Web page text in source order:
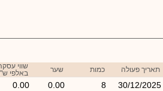
תאריך פעולה כמות שער
שווי
באלפי
30/12/2025
8
0.00
0.00